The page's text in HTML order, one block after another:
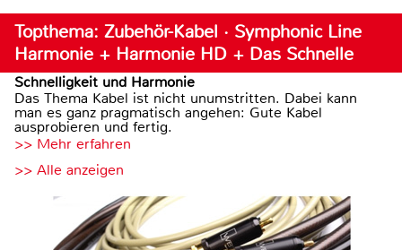
Topthema: Zubehör-Kabel · Symphonic Line
Harmonie + Harmonie HD + Das Schnelle
Schnelligkeit und Harmonie
Das Thema Kabel ist nicht unumstritten. Dabei kann
man es ganz pragmatisch angehen: Gute Kabel
ausprobieren und fertig.
>> Mehr erfahren
>> Alle anzeigen